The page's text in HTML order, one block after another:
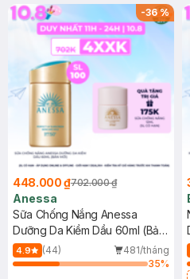
SPF 50+ 20ml (SL Có Hạn)
-36%
448.000 ₫702.000 ₫
Anessa
Sữa Chống Nắng Anessa
Dưỡng Da Kiềm Dầu 60ml (Bản
Mới)
4.9 (44)
481/tháng
35%